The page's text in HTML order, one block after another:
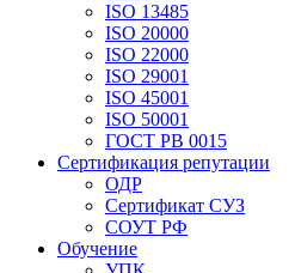
ISO 13485
ISO 20000
ISO 22000
ISO 29001
ISO 45001
ISO 50001
ГОСТ РВ 0015
Сертификация репутации
ОДР
Сертификат СУЗ
СОУТ РФ
Обучение